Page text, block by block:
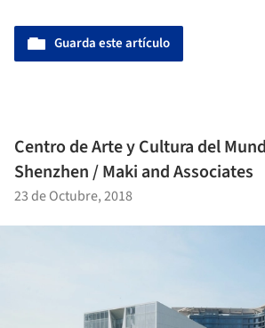
Guarda este artículo
Centro de Arte y Cultura del
Shenzhen / Maki and Associates
23 de Octubre, 2018